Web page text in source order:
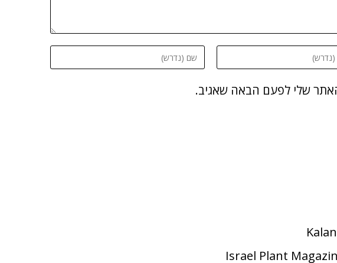
שלי לפעם הבאה שאגיב.
Israel Plant